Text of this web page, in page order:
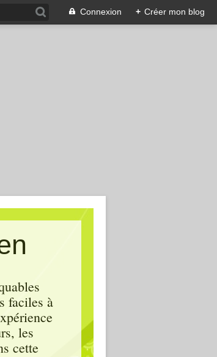
Connexion + Créer mon blog
faciles à
les
cette